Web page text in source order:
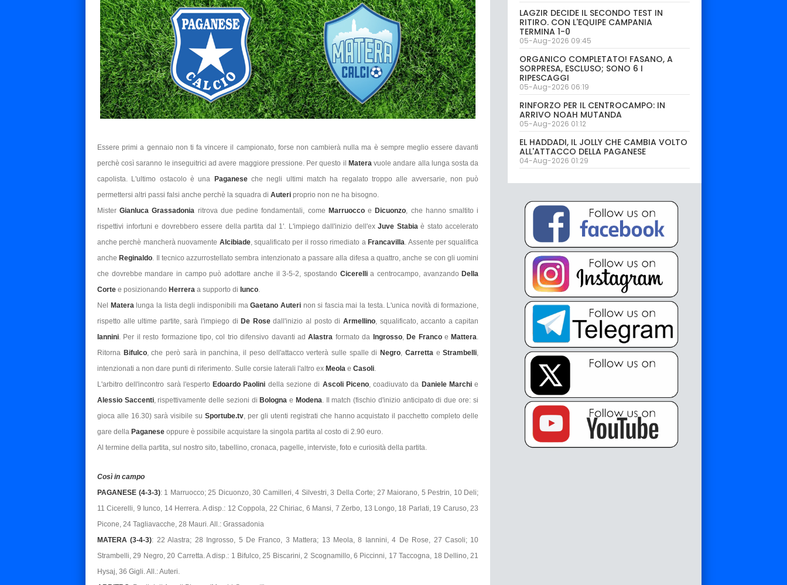
Essere primi a gennaio non ti fa vincere il campionato, forse non cambierà nulla ma è sempre meglio essere davanti
perchè così saranno le inseguitrici ad avere maggiore pressione. Per questo il Materavuole andare alla lunga sosta da
capolista. L'ultimo ostacolo è una Paganeseche negli ultimi match ha regalato troppo alle avversarie, non può
permettersi altri passi falsi anche perchè la squadra di Auteri proprio non ne ha bisogno.
MisterGianluca Grassadonia ritrova due pedine fondamentali, come MarruoccoeDicuonzo , che hanno smaltito i
rispettivi infortuni e dovrebbero essere della partita dal 1'. L'impiego dall'inizio dell'exJuve Stabiaè stato accelerato
anche perchè mancherà nuovamente Alcibiade, squalificato per il rosso rimediato aFrancavilla . Assente per squalifica
ancheReginaldo . Il tecnico azzurrostellato sembra intenzionato a passare alla difesa a quattro, anche se con gli uomini
che dovrebbe mandare in campo può adottare anche il 3-5-2, spostando Cicerellia centrocampo, avanzandoDella
Corte e posizionando Herrera a supporto di Iunco
Nel Materalunga la lista degli indisponibili maGaetano Auteri non si fascia mai la testa. L'unica novità di formazione,
rispetto alle ultime partite, sarà l'impiego diDe Rosedall'inizio al posto di Armellino, squalificato, accanto a capitan
Iannini . Per il resto formazione tipo, col trio difensivo davanti adAlastra formato da Ingrosso,De FrancoeMattera
Ritorna Bifulco, che però sarà in panchina, il peso dell'attacco verterà sulle spalle diNegro Carretta eStrambelli
intenzionati a non dare punti di riferimento. Sulle corsie laterali l'altro ex Meola e Casoli
L'arbitro dell'incontro sarà l'espertoEdoardo Paolini della sezione di Ascoli Piceno, coadiuvato da Daniele Marchi e
Alessio Saccenti, rispettivamente delle sezioni diBolognae Modena . Il match (fischio d'inizio anticipato di due ore: si
gioca alle 16.30) sarà visibile su Sportube.tv, per gli utenti registrati che hanno acquistato il pacchetto completo delle
gare della Paganese oppure è possibile acquistare la singola partita al costo di 2.90 euro.
Al termine della partita, sul nostro sito, tabellino, cronaca, pagelle, interviste, foto e curiosità della partita.
Così in campo
PAGANESE (4-3-3): 1 Marruocco; 25 Dicuonzo, 30 Camilleri, 4 Silvestri, 3 Della Corte; 27 Maiorano, 5 Pestrin, 10 Deli;
11 Cicerelli, 9 Iunco, 14 Herrera. A disp.: 12 Coppola, 22 Chiriac, 6 Mansi, 7 Zerbo, 13 Longo, 18 Parlati, 19 Caruso, 23
Picone, 24 Tagliavacche, 28 Mauri. All.: Grassadonia
MATERA (3-4-3): 22 Alastra; 28 Ingrosso, 5 De Franco, 3 Mattera; 13 Meola, 8 Iannini, 4 De Rose, 27 Casoli; 10
Strambelli, 29 Negro, 20 Carretta. A disp.: 1 Bifulco, 25 Biscarini, 2 Scognamillo, 6 Piccinni, 17 Taccogna, 18 Dellino, 21
Hysaj, 36 Gigli. All.: Auteri.
LAGZIR DECIDE IL SECONDO TEST IN
RITIRO. CON L'EQUIPE CAMPANIA
TERMINA 1-0
05-Aug-2026 09:45
ORGANICO COMPLETATO! FASANO, A
SORPRESA, ESCLUSO; SONO 6 I
RIPESCAGGI
05-Aug-2026 06:19
RINFORZO PER IL CENTROCAMPO: IN
ARRIVO NOAH MUTANDA
05-Aug-2026 01:12
EL HADDADI, IL JOLLY CHE CAMBIA VOLTO
ALL'ATTACCO DELLA PAGANESE
04-Aug-2026 01:29